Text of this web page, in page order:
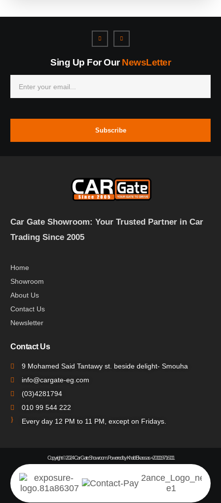
Sing Up For OurNewsLetter
Subscribe
Car Gate Showroom: Your Trusted Partner in Car
Trading Since 2005
Home
Showroom
About Us
Contact Us
Newsletter
Contact Us
9 Mohamed Said Tantawy st. beside delight- Smouha
info@cargate-eg.com
(⁦03)4281794
010 99 544 222
Every day 12 PM to 11 PM, except on Fridays.
Copyright © 2024 Car Gate Showroom. Powered by Khalid Elkassas +201119716111